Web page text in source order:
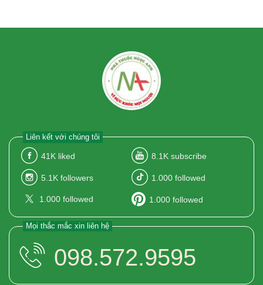
Liên kết với chúng tôi
41K liked 8.1K subscribe
5.1K followers 1.000 followed
1.000 followed 1.000 followed
Mọi thắc mắc xin liên hệ
098.572.9595